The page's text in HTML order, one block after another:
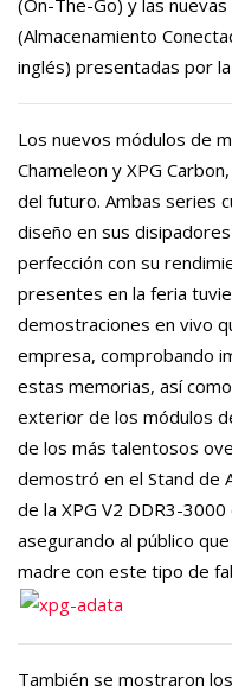
(Almacenamiento
inglés) presentadas por
Los nuevos módulos de
Chameleon y XPG Carbon
del futuro. Ambas series
diseño en sus
perfección con su
presentes en la feria
demostraciones en vivo
empresa, comprobando
estas memorias, así
exterior de los módulos
de los más talentosos
demostró en el Stand de
de la XPG V2 DDR3-3000
asegurando al público
madre con este tipo de
También se mostraron los